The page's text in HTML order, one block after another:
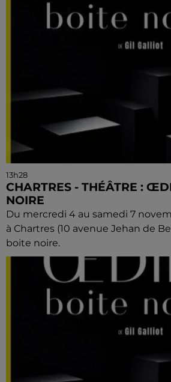
13h28
CHARTRES - THÉÂTRE :
NOIRE
Du mercredi 4 au samedi 7
à Chartres (10 avenue Jehan de
boite noire.